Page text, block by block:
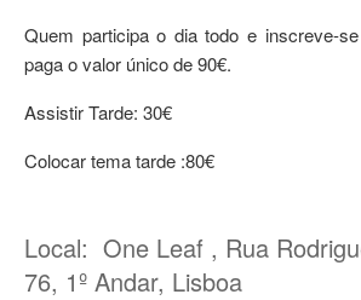
Quem participa o dia todo e inscreve-
paga o valor único de 90€.
Assistir Tarde: 30€
Colocar tema tarde :80€
Local: One Leaf , Rua
76, 1º Andar, Lisboa